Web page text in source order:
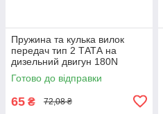
Пружина та кулька вилок
передач тип 2 ТАТА на
дизельний двигун 180N
Готово до відправки
65 ₴ 72,08 ₴